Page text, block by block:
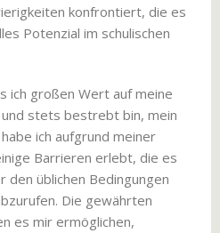
konfrontiert, die es
Potenzial im schulischen
ich großen Wert auf meine
und stets bestrebt bin, mein
ich aufgrund meiner
Barrieren erlebt, die es
den üblichen Bedingungen
Die gewährten
es mir ermöglichen,